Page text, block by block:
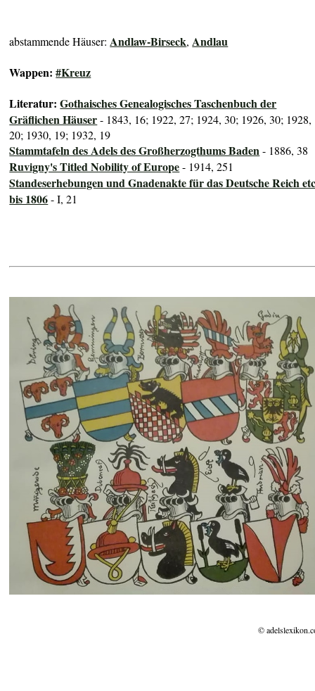
abstammende Häuser: Andlaw-Birseck, Andlau
Wappen:#Kreuz
Literatur:Gothaisches Genealogisches Taschenbuch der
Gräflichen Häuser- 1843, 16; 1922, 27; 1924, 30; 1926, 30; 1928,
20; 1930, 19; 1932, 19
Stammtafeln des Adels des Großherzogthums Baden- 1886, 38
Ruvigny's Titled Nobility of Europe- 1914, 251
Standeserhebungen und Gnadenakte für das Deutsche Reich
bis 1806- I, 21
©